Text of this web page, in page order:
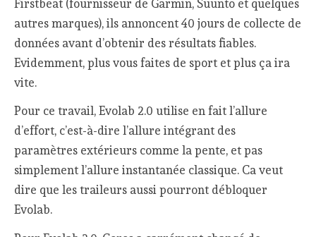
Firstbeat (fournisseur de Garmin, Suunto et quelques
autres marques), ils annoncent 40 jours de collecte de
données avant d’obtenir des résultats fiables.
Evidemment, plus vous faites de sport et plus ça ira
vite.
Pour ce travail, Evolab 2.0 utilise en fait l’allure
d’effort, c’est-à-dire l’allure intégrant des
paramètres extérieurs comme la pente, et pas
simplement l’allure instantanée classique. Ca veut
dire que les traileurs aussi pourront débloquer
Evolab.